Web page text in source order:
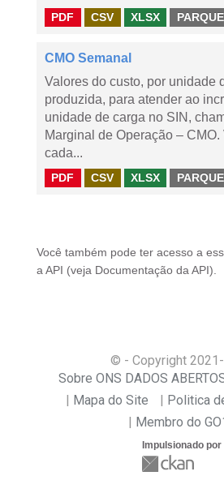
PDF CSV XLSX
CMO Semanal
Valores do custo, por unidade
produzida, para atender ao
unidade de carga no SIN,
Marginal de Operação – CMO.
cada...
PDF CSV XLSX
Você também pode ter acesso a
a API (veja Documentação da API ).
© - Copyright 2021
Sobre ONS DADOS
Mapa do Site
Politica
Membro do
Impulsionado por